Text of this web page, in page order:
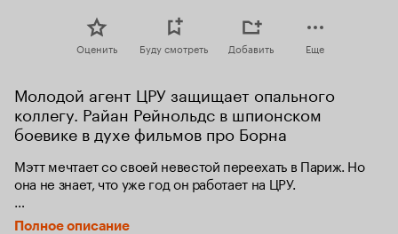
Оценить Буду смотреть Добавить Еще
Молодой агент ЦРУ защищает опального
коллегу. Райан Рейнольдс в шпионском
боевике в духе фильмов про Борна
Мэтт мечтает со своей невестой переехать в Париж. Но
она не знает, что уже год он работает на ЦРУ.
Легендарный агент ЦРУ Фрост владеет секретной
Полное описание